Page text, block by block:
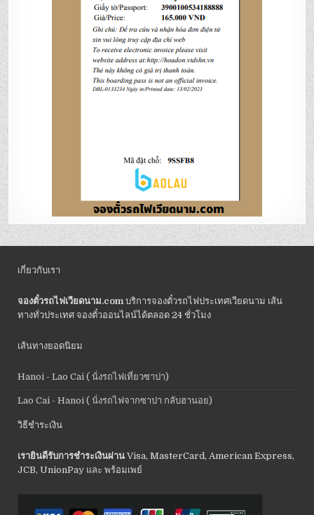
เกี่ยวกับเรา
จองตั๋วรถไฟเวียดนาม.comบริการจองตั๋วรถไฟประเทศเวียดนาม เส้น
ทางทั่วประเทศ จองตั๋วออนไลน์ได้ตลอด 24 ชั่วโมง
เส้นทางยอดนิยม
Hanoi - Lao Cai ( นั่งรถไฟเที่ยวซาปา)
Lao Cai - Hanoi ( นั่งรถไฟจากซาปา กลับฮานอย)
วิธีชำระเงิน
เรายินดีรับการชำระเงินผ่านVisa, MasterCard, American Express,
JCB, UnionPay และ พร้อมเพย์